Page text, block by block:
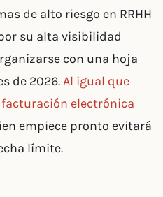
de alto riesgo en RRHH
su alta visibilidad
con una hoja
de 2026.Al igual que
electrónica
empiece pronto evitará
límite.